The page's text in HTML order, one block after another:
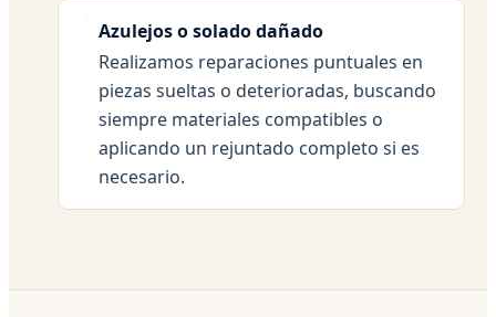
Azulejos o solado dañado
Realizamos reparaciones puntuales en
piezas sueltas o deterioradas, buscando
siempre materiales compatibles o
aplicando un rejuntado completo si es
necesario.